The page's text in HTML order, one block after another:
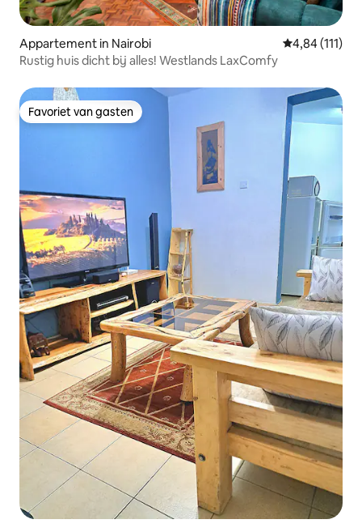
Appartement in Nairobi Gemiddelde
4,84 (111)
Rustig huis dicht bij alles! Westlands LaxComfy
Favoriet van gasten
Favoriet van gasten